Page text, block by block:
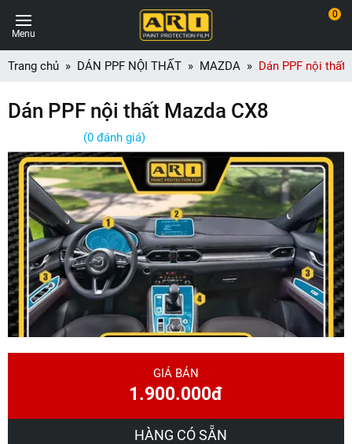
Menu
0
Trang chủ DÁN PPF NỘI THẤT MAZDA Dán PPF nội thất
Dán PPF nội thất Mazda CX8
(0 đánh giá)
GIÁ BÁN
1.900.000đ
HÀNG CÓ SẴN